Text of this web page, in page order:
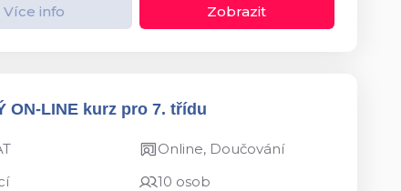
Více info Zobrazit
ON-LINE kurz pro 7. třídu
Online, Doučování
10 osob